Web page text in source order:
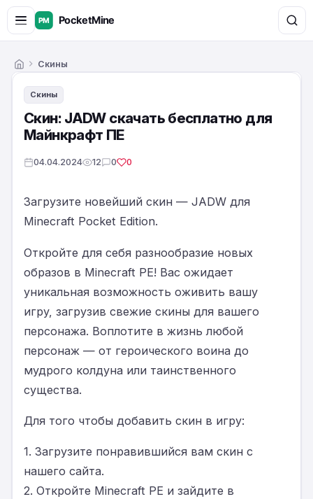
ГлавнаяСкины
Скины
Скин: JADW скачать бесплатно для
Майнкрафт ПЕ
04.04.2024 12 0 0
Загрузите новейший скин — JADW для
Minecraft Pocket Edition.
Откройте для себя разнообразие новых
образов в Minecraft PE! Вас ожидает
уникальная возможность оживить вашу
игру, загрузив свежие скины для вашего
персонажа. Воплотите в жизнь любой
персонаж — от героического воина до
мудрого колдуна или таинственного
существа.
Для того чтобы добавить скин в игру:
1. Загрузите понравившийся вам скин с
нашего сайта.
2. Откройте Minecraft PE и зайдите в